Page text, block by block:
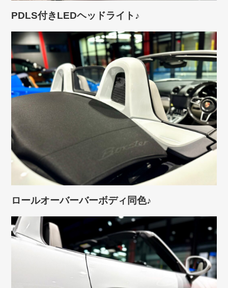
PDLS付きLEDヘッドライト♪
ロールオーバーバーボディ同色♪